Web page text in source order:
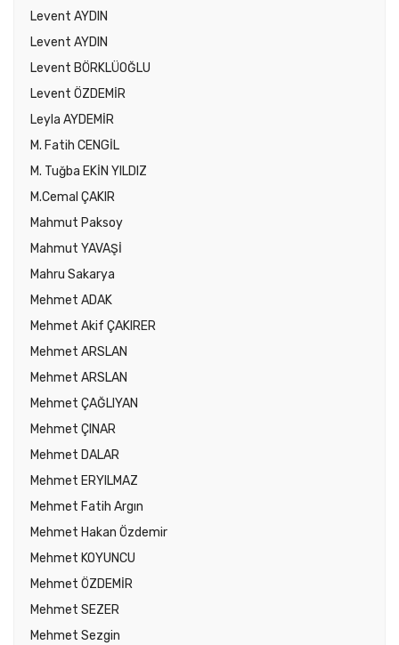
Levent AYDIN
Levent AYDIN
Levent BÖRKLÜOĞLU
Levent ÖZDEMİR
Leyla AYDEMİR
M. Fatih CENGİL
M. Tuğba EKİN YILDIZ
M.Cemal ÇAKIR
Mahmut Paksoy
Mahmut YAVAŞİ
Mahru Sakarya
Mehmet ADAK
Mehmet Akif ÇAKIRER
Mehmet ARSLAN
Mehmet ARSLAN
Mehmet ÇAĞLIYAN
Mehmet ÇINAR
Mehmet DALAR
Mehmet ERYILMAZ
Mehmet Fatih Argın
Mehmet Hakan Özdemir
Mehmet KOYUNCU
Mehmet ÖZDEMİR
Mehmet SEZER
Mehmet Sezgin